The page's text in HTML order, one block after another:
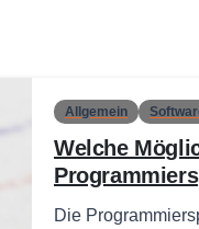
Allgemein
Welche
Die